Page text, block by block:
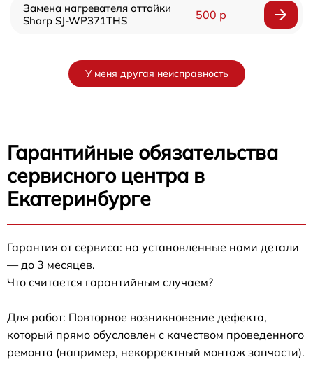
Замена нагревателя оттайки
Sharp SJ-WP371THS
500 р
У меня другая неисправность
Гарантийные обязательства
сервисного центра в
Екатеринбурге
Гарантия от сервиса: на установленные нами детали
— до 3 месяцев.
Что считается гарантийным случаем?
Для работ: Повторное возникновение дефекта,
который прямо обусловлен с качеством проведенного
ремонта (например, некорректный монтаж запчасти).